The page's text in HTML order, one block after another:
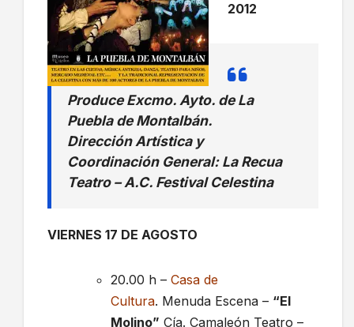
2012
Produce Excmo. Ayto. de La
Puebla de Montalbán.
Dirección Artística y
Coordinación General: La Recua
Teatro – A.C. Festival Celestina
VIERNES 17 DE AGOSTO
20.00 h – Casa de
Cultura. Menuda Escena – “El
Molino” Cía. Camaleón Teatro –